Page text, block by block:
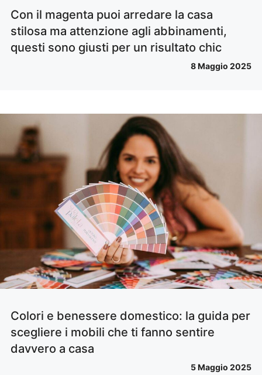
Con il magenta puoi arredare la casa
stilosa ma attenzione agli abbinamenti,
questi sono giusti per un risultato chic
8 Maggio 2025
Colori e benessere domestico: la guida per
scegliere i mobili che ti fanno sentire
davvero a casa
5 Maggio 2025